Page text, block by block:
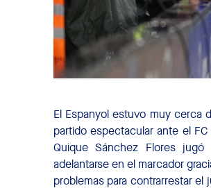
El Espanyol estuvo muy cerca
partido espectacular ante el
Quique Sánchez Flores
adelantarse en el marcador
problemas para contrarrestar